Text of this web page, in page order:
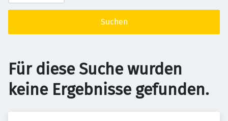
Suchen
Für diese Suche wurden
keine Ergebnisse gefunden.